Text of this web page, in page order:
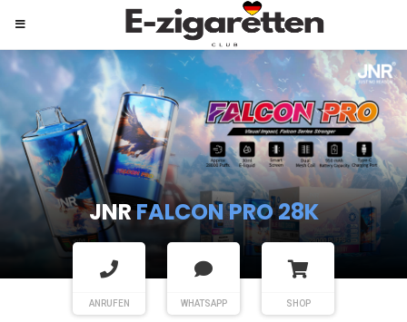
JNRSHISHA HOOKAH MAX
ANRUFEN WHATSAPP SHOP